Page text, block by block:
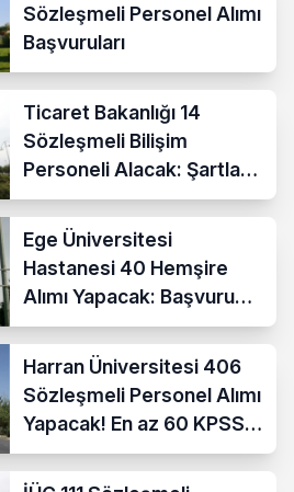
Sözleşmeli Personel Alımı
Başvuruları
Ticaret Bakanlığı 14
Sözleşmeli Bilişim
Personeli Alacak: Şartlar
ve Ücretler
Ege Üniversitesi
Hastanesi 40 Hemşire
Alımı Yapacak: Başvuru
Şartları ve KPSS Puanı
Harran Üniversitesi 406
Sözleşmeli Personel Alımı
Yapacak! En az 60 KPSS
ve Lise